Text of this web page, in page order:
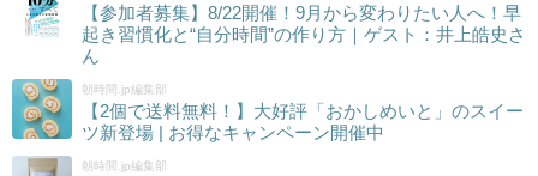
【参加者募集】8/22開催！9月から変わりたい人へ！早
起き習慣化と“自分時間”の作り方｜ゲスト：井上皓史さ
ん
朝時間.jp編集部
【2個で送料無料！】大好評「おかしめいと」のスイー
ツ新登場 | お得なキャンペーン開催中
朝時間.jp編集部